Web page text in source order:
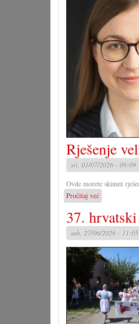
Rješenje
sri, 01/07/2026 - 09:09
Ovde morete skinuti
Pročitaj već
Rješenje
velike
križaljke
za
misec
juni
37.
sub, 27/06/2026 - 11:05